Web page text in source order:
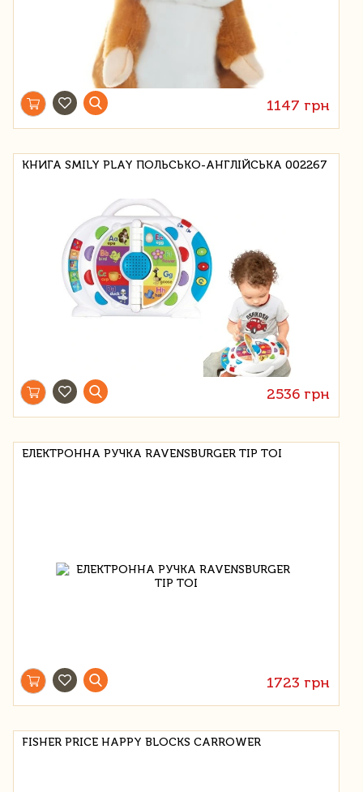
1147 грн
КНИГА SMILY PLAY ПОЛЬСЬКО-АНГЛІЙСЬКА 002267
2536 грн
ЕЛЕКТРОННА РУЧКА RAVENSBURGER TIP TOI
1723 грн
FISHER PRICE HAPPY BLOCKS CARROWER